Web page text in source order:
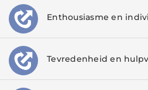
Enthousiasme en
Tevredenheid en